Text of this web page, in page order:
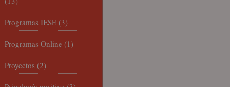
Programas IESE (3)
Programas Online (1)
Proyectos (2)